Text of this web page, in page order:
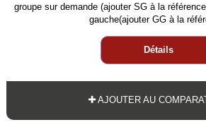
groupe sur demande (ajouter SG à la
gauche(ajouter GG à la
Détails
AJOUTER AU